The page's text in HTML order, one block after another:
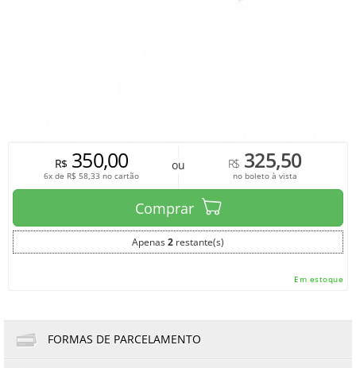
R$350,00
6x de R$ 58,33 no cartão
ou R$ 325,50
no boleto à vista
Comprar
Apenas2 restante(s)
Em estoque
FORMAS DE PARCELAMENTO